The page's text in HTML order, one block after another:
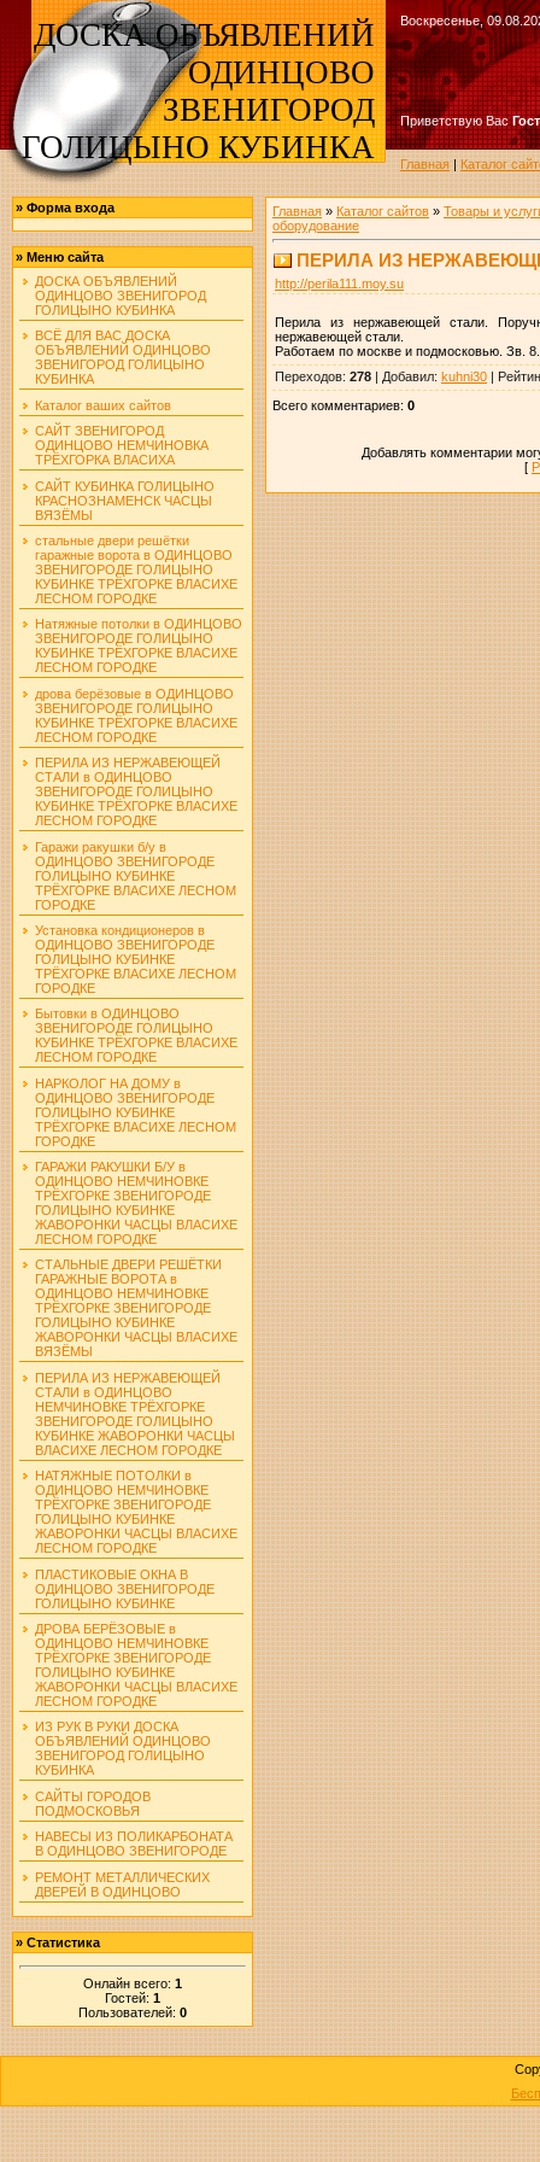
ДОСКА ОБЪЯВЛЕНИЙ
ОДИНЦОВО
ЗВЕНИГОРОД
ГОЛИЦЫНО КУБИНКА
Воскресенье,
Приветствую Вас
Главная|Каталог
» Форма входа
» Меню сайта
ДОСКА ОБЪЯВЛЕНИЙ
ОДИНЦОВО ЗВЕНИГОРОД
ГОЛИЦЫНО КУБИНКА
ВСЁ ДЛЯ ВАС ДОСКА
ОБЪЯВЛЕНИЙ ОДИНЦОВО
ЗВЕНИГОРОД ГОЛИЦЫНО
КУБИНКА
Каталог ваших сайтов
САЙТ ЗВЕНИГОРОД
ОДИНЦОВО НЕМЧИНОВКА
ТРЁХГОРКА ВЛАСИХА
САЙТ КУБИНКА ГОЛИЦЫНО
КРАСНОЗНАМЕНСК ЧАСЦЫ
ВЯЗЁМЫ
стальные двери решётки
гаражные ворота в ОДИНЦОВО
ЗВЕНИГОРОДЕ ГОЛИЦЫНО
КУБИНКЕ ТРЁХГОРКЕ ВЛАСИХЕ
ЛЕСНОМ ГОРОДКЕ
Натяжные потолки в ОДИНЦОВО
ЗВЕНИГОРОДЕ ГОЛИЦЫНО
КУБИНКЕ ТРЁХГОРКЕ ВЛАСИХЕ
ЛЕСНОМ ГОРОДКЕ
дрова берёзовые в ОДИНЦОВО
ЗВЕНИГОРОДЕ ГОЛИЦЫНО
КУБИНКЕ ТРЁХГОРКЕ ВЛАСИХЕ
ЛЕСНОМ ГОРОДКЕ
ПЕРИЛА ИЗ НЕРЖАВЕЮЩЕЙ
СТАЛИ в ОДИНЦОВО
ЗВЕНИГОРОДЕ ГОЛИЦЫНО
КУБИНКЕ ТРЁХГОРКЕ ВЛАСИХЕ
ЛЕСНОМ ГОРОДКЕ
Гаражи ракушки б/у в
ОДИНЦОВО ЗВЕНИГОРОДЕ
ГОЛИЦЫНО КУБИНКЕ
ТРЁХГОРКЕ ВЛАСИХЕ ЛЕСНОМ
ГОРОДКЕ
Установка кондиционеров в
ОДИНЦОВО ЗВЕНИГОРОДЕ
ГОЛИЦЫНО КУБИНКЕ
ТРЁХГОРКЕ ВЛАСИХЕ ЛЕСНОМ
ГОРОДКЕ
Бытовки в ОДИНЦОВО
ЗВЕНИГОРОДЕ ГОЛИЦЫНО
КУБИНКЕ ТРЁХГОРКЕ ВЛАСИХЕ
ЛЕСНОМ ГОРОДКЕ
НАРКОЛОГ НА ДОМУ в
ОДИНЦОВО ЗВЕНИГОРОДЕ
ГОЛИЦЫНО КУБИНКЕ
ТРЁХГОРКЕ ВЛАСИХЕ ЛЕСНОМ
ГОРОДКЕ
ГАРАЖИ РАКУШКИ Б/У в
ОДИНЦОВО НЕМЧИНОВКЕ
ТРЁХГОРКЕ ЗВЕНИГОРОДЕ
ГОЛИЦЫНО КУБИНКЕ
ЖАВОРОНКИ ЧАСЦЫ ВЛАСИХЕ
ЛЕСНОМ ГОРОДКЕ
СТАЛЬНЫЕ ДВЕРИ РЕШЁТКИ
ГАРАЖНЫЕ ВОРОТА в
ОДИНЦОВО НЕМЧИНОВКЕ
ТРЁХГОРКЕ ЗВЕНИГОРОДЕ
ГОЛИЦЫНО КУБИНКЕ
ЖАВОРОНКИ ЧАСЦЫ ВЛАСИХЕ
ВЯЗЁМЫ
ПЕРИЛА ИЗ НЕРЖАВЕЮЩЕЙ
СТАЛИ в ОДИНЦОВО
НЕМЧИНОВКЕ ТРЁХГОРКЕ
ЗВЕНИГОРОДЕ ГОЛИЦЫНО
КУБИНКЕ ЖАВОРОНКИ ЧАСЦЫ
ВЛАСИХЕ ЛЕСНОМ ГОРОДКЕ
НАТЯЖНЫЕ ПОТОЛКИ в
ОДИНЦОВО НЕМЧИНОВКЕ
ТРЁХГОРКЕ ЗВЕНИГОРОДЕ
ГОЛИЦЫНО КУБИНКЕ
ЖАВОРОНКИ ЧАСЦЫ ВЛАСИХЕ
ЛЕСНОМ ГОРОДКЕ
ПЛАСТИКОВЫЕ ОКНА В
ОДИНЦОВО ЗВЕНИГОРОДЕ
ГОЛИЦЫНО КУБИНКЕ
ДРОВА БЕРЁЗОВЫЕ в
ОДИНЦОВО НЕМЧИНОВКЕ
ТРЁХГОРКЕ ЗВЕНИГОРОДЕ
ГОЛИЦЫНО КУБИНКЕ
ЖАВОРОНКИ ЧАСЦЫ ВЛАСИХЕ
ЛЕСНОМ ГОРОДКЕ
ИЗ РУК В РУКИ ДОСКА
ОБЪЯВЛЕНИЙ ОДИНЦОВО
ЗВЕНИГОРОД ГОЛИЦЫНО
КУБИНКА
САЙТЫ ГОРОДОВ
ПОДМОСКОВЬЯ
НАВЕСЫ ИЗ ПОЛИКАРБОНАТА
В ОДИНЦОВО ЗВЕНИГОРОДЕ
РЕМОНТ МЕТАЛЛИЧЕСКИХ
ДВЕРЕЙ В ОДИНЦОВО
» Статистика
Онлайн всего: 1
Гостей: 1
Пользователей: 0
Главная» Каталог сайтов» Товары и
оборудование
ПЕРИЛА ИЗ
http://perila111.moy.su
Перила из нержавеющей стали.
нержавеющей стали.
Работаем по москве и подмосковью. Зв.
Переходов: 278| Добавил: kuhni30|
Всего комментариев: 0
Добавлять комментарии
[